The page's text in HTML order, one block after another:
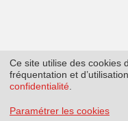
Ce site utilise des cookies
fréquentation et
confidentialité
Paramétrer les cookies